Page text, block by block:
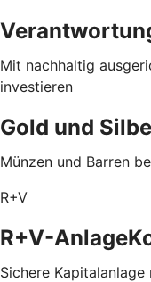
Mit nachhaltig
investieren
Gold und
Münzen und Barren
R+V
R+V-
Sichere